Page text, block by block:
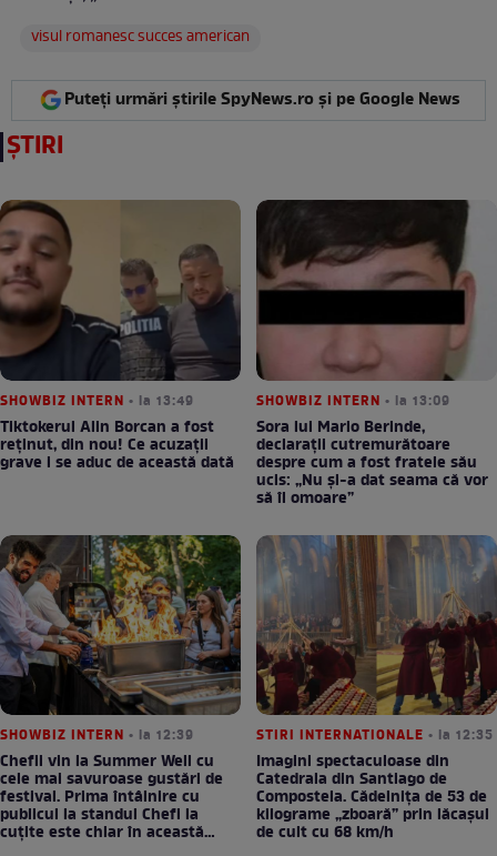
visul romanesc succes american
Puteți urmări știrile SpyNews.ro și pe Google News
ȘTIRI
SHOWBIZ INTERN • la 13:49
Tiktokerul Alin Borcan a fost
reținut, din nou! Ce acuzații
grave i se aduc de această dată
SHOWBIZ INTERN • la 13:09
Sora lui Mario Berinde,
declarații cutremurătoare
despre cum a fost fratele său
ucis: „Nu și-a dat seama că vor
să îl omoare”
SHOWBIZ INTERN • la 12:39
Chefii vin la Summer Well cu
cele mai savuroase gustări de
festival. Prima întâlnire cu
publicul la standul Chefi la
cuțite este chiar în această
STIRI INTERNATIONALE • la 12:35
Imagini spectaculoase din
Catedrala din Santiago de
Compostela. Cădelnița de 53 de
kilograme „zboară” prin lăcașul
de cult cu 68 km/h